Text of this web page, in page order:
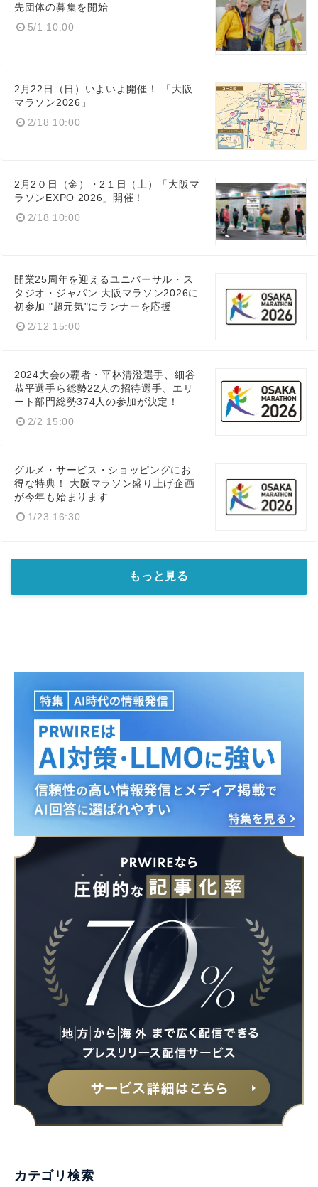
先団体の募集を開始
5/1 10:00
2月22日（日）いよいよ開催！ 「大阪
マラソン2026」
2/18 10:00
2月2０日（金）・2１日（土）「大阪マ
ラソンEXPO 2026」開催！
2/18 10:00
開業25周年を迎えるユニバーサル・ス
タジオ・ジャパン 大阪マラソン2026に
初参加 "超元気"にランナーを応援
2/12 15:00
2024大会の覇者・平林清澄選手、細谷
恭平選手ら総勢22人の招待選手、エリ
ート部門総勢374人の参加が決定！
2/2 15:00
グルメ・サービス・ショッピングにお
得な特典！ 大阪マラソン盛り上げ企画
が今年も始まります
1/23 16:30
もっと見る
カテゴリ検索